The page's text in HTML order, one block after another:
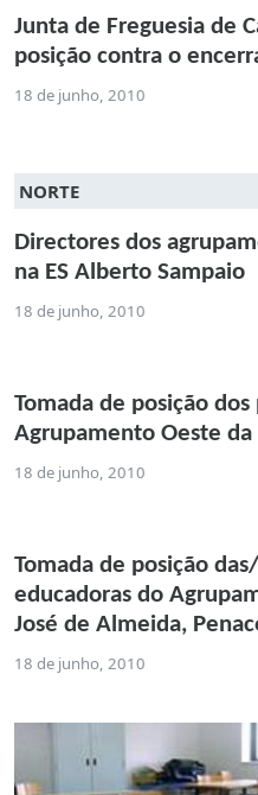
Junta de Freguesia de
posição contra o
18 de junho, 2010
NORTE
Directores dos
na ES Alberto Sampaio
18 de junho, 2010
Tomada de posição
Agrupamento Oeste da
18 de junho, 2010
Tomada de posição
educadoras do
José de Almeida,
18 de junho, 2010